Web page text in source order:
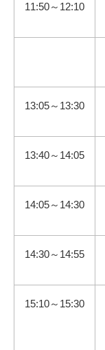
11:50～12:10
13:05～13:30
13:40～14:05
14:05～14:30
14:30～14:55
15:10～15:30